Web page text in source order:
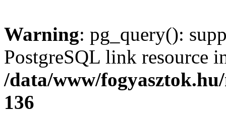
Warning: pg_query():
PostgreSQL link resource
/data/www/
136